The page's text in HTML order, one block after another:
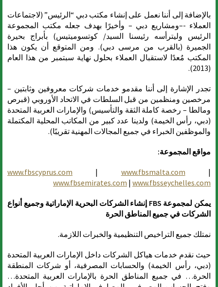
بالإضافة إلى أننا نعمل على إنشاء مكتب دبي “الرئيس” (لاجتماعات
العملاء -–ومشاريع دبي – وأخيرًا بهدف جعله مكتب المجموعة
الرئيس وليترأسه رئيسنا السيد/ كوتسوميتيس) بأبراج بحيرة
الجميرة (بالقرب من مرسى دبي). ومن المتوقع أن يكون هذا
المكتب مُعدًا لاستقبال العملاء بحلول نهاية سبتمبر من هذا العام
(2013).
تجدر الإشارة إلى أننا مقدمو خدمات شركات معروفين وثابتين –
مرخصين ومنظمين من قبل السلطات في الاتحاد الأوروبي (قبرص
ومالطا – رخصة كاملة الثقة والتأسيس) والإمارات العربية المتحدة
(دبي، رأس الخيمة) ولدينا عدد كبير من المكاتب المحلية المكتملة
والموظفين الخبراء في جميع المجالات المهنية تقريبًا).
مواقع المجموعة:
www.fbscyprus.com | www.fbsmalta.com |
www.fbsemirates.com | www.fbsseychelles.com
يمكن لمجموعة FBS إنشاء الشركات البحرية الإماراتية وجميع أنواع
الشركات في جميع المناطق الحرة
نمتلك جميع التراخيص التنظيمية والخبرات اللازمة.
حيث نقدم خدمات هياكل الشركات داخل الإمارات العربية المتحدة
(دبي، رأس الخيمة) والحسابات المصرفية، أو شركات المنطقة
الحرة… في جميع المناطق الحرة بالإمارات العربية المتحدة…